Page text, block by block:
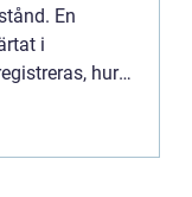
En
i
hur